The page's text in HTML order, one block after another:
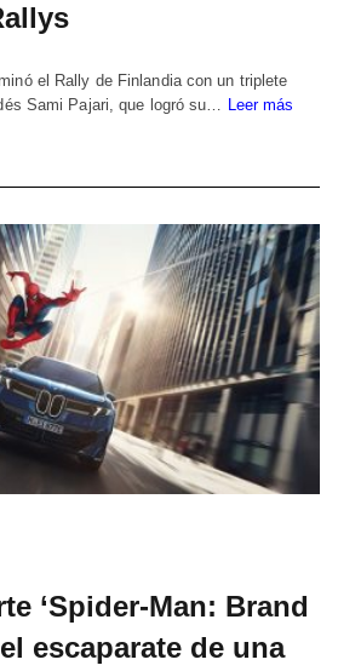
el Rally de Finlandia con un triplete
Sami Pajari, que logró su… Leer más
‘Spider-Man: Brand
escaparate de una